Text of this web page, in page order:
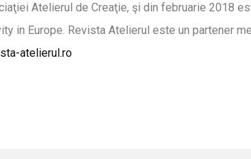
Atelierul de Creaţie, şi din februarie 2018
in Europe. Revista Atelierul este un partener
atelierul.ro